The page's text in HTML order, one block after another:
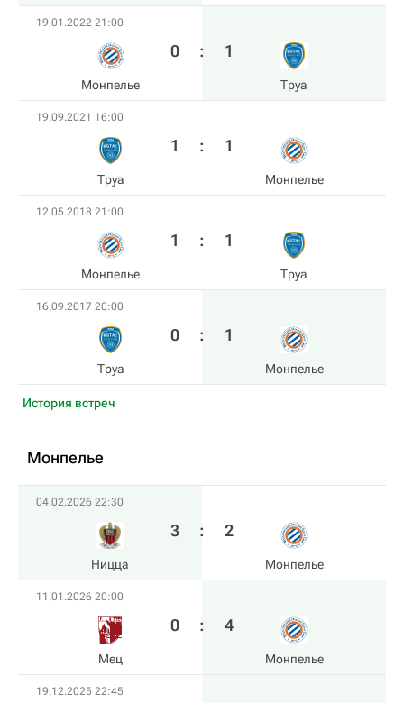
19.01.2022 21:00
Монпелье
0 : 1
Труа
19.09.2021 16:00
Труа
1 : 1
Монпелье
12.05.2018 21:00
Монпелье
1 : 1
Труа
16.09.2017 20:00
Труа
0 : 1
Монпелье
История встреч
Монпелье
04.02.2026 22:30
Ницца
3 : 2
Монпелье
11.01.2026 20:00
Мец
0 : 4
Монпелье
19.12.2025 22:45